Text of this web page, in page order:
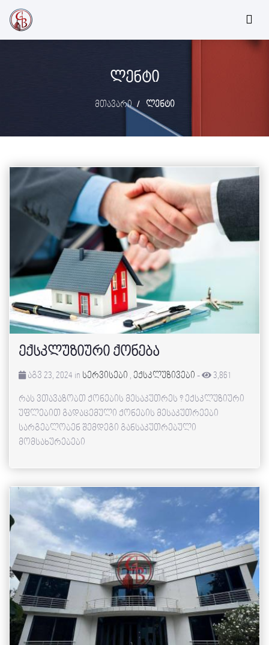
ᲚᲔᲜᲢᲘ
მთავარი ლენტი
ექსკლუზიური ქონება
აგვ 23, 2024 in სერვისები , ექსკლუზივები - 3,861
რას ვთავაზობთ ქონების მესაკუთრეს ? ექსკლუზიური
უფლებით გადაცემული ქონების მესაკუთრეები
სარგებლობენ შემდეგი განსაკუთრებული
მომსახურებები